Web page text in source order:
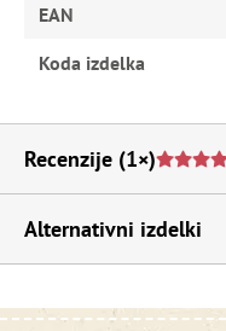
EAN
Koda izdelka
Recenzije (1×)
Alternativni izdelki